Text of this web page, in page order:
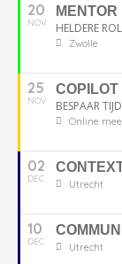
20
NOV
HELDERE
Zwolle
25
NOV
COPILOT
BESPAAR
Online
02
DEC Utrecht
10
DEC Utrecht